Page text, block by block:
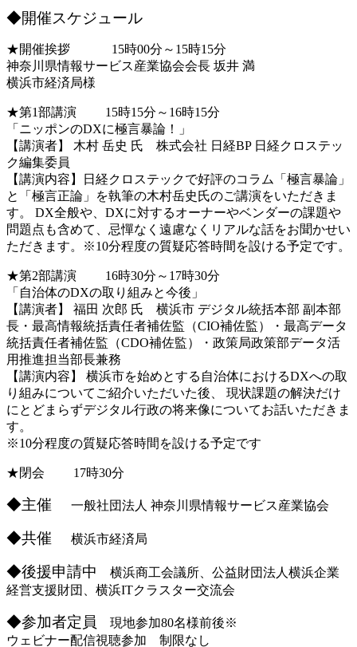
◆開催スケジュール
★開催挨拶 15時00分～15時15分
神奈川県情報サービス産業協会会長 坂井 満
横浜市経済局様
★第1部講演 15時15分～16時15分
「ニッポンのDXに極言暴論！」
【講演者】 木村 岳史 氏 株式会社 日経BP 日経クロステッ
ク編集委員
【講演内容】日経クロステックで好評のコラム「極言暴論」
と「極言正論」を執筆の木村岳史氏のご講演をいただきま
す。 DX全般や、DXに対するオーナーやベンダーの課題や
問題点も含めて、忌憚なく遠慮なくリアルな話をお聞かせい
ただきます。※10分程度の質疑応答時間を設ける予定です。
★第2部講演 16時30分～17時30分
「自治体のDXの取り組みと今後」
【講演者】 福田 次郎 氏 横浜市 デジタル統括本部 副本部
長・最高情報統括責任者補佐監（CIO補佐監）・最高データ
統括責任者補佐監（CDO補佐監）・政策局政策部データ活
用推進担当部長兼務
【講演内容】 横浜市を始めとする自治体におけるDXへの取
り組みについてご紹介いただいた後、 現状課題の解決だけ
にとどまらずデジタル行政の将来像についてお話いただきま
す。
※10分程度の質疑応答時間を設ける予定です
★閉会 17時30分
◆主催 一般社団法人 神奈川県情報サービス産業協会
◆共催 横浜市経済局
◆後援申請中
横浜商工会議所、公益財団法人横浜企業
経営支援財団、横浜ITクラスター交流会
◆参加者定員
現地参加80名様前後※
ウェビナー配信視聴参加 制限なし